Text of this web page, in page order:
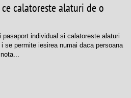
calatoreste alaturi de o
individual si calatoreste alaturi
se permite iesirea numai daca persoana